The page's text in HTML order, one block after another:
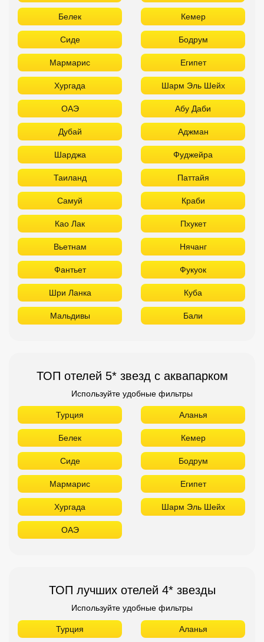
Белек Кемер
Сиде Бодрум
Мармарис Египет
Хургада Шарм Эль Шейх
ОАЭ Абу Даби
Дубай Аджман
Шарджа Фуджейра
Таиланд Паттайя
Самуй Краби
Као Лак Пхукет
Вьетнам Нячанг
Фантьет Фукуок
Шри Ланка Куба
Мальдивы Бали
ТОП отелей 5* звезд с аквапарком
Используйте удобные фильтры
Турция Аланья
Белек Кемер
Сиде Бодрум
Мармарис Египет
Хургада Шарм Эль Шейх
ОАЭ
ТОП лучших отелей 4* звезды
Используйте удобные фильтры
Турция Аланья